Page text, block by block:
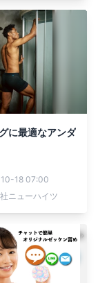
に最適なアンダ
18 07:00
ニューハイツ